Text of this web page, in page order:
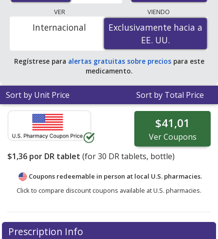
pharmacy retail price of $4.14 per DR tablet for 30 DR
tablets. Enter your ZIP Code to compare discount
generic Periostat (doxycycline hyclate) coupon prices in
VER
Exclusivamente hacia a
EE. UU.
Internacional
VIENDO
Exclusivamente hacia a
EE. UU.
Regístrese para alertas gratuitas sobre preciospara este
medicamento.
Sort by Unit Price Sort by Total Price
$41,01
VerCoupons
$1,36 por DR tablet (for30 DR tablets, bottle)
Coupons redeemable in person at local U.S. pharmacies.
Click to compare discount coupons available at U.S. pharmacies.
Prescription Info